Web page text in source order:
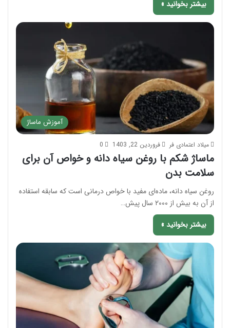
بیشتر بخوانید »
آموزش ماساژ
میلاد اعتمادی فر فروردین 22, 1403 0
ماساژ شکم با روغن سیاه دانه و خواص آن برای
سلامت بدن
روغن سیاه دانه، ماده‌ای مفید با خواص درمانی است که سابقه استفاده
از آن به بیش از ۲۰۰۰ سال پیش…
بیشتر بخوانید »